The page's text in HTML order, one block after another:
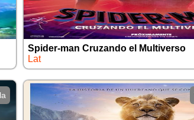
Spider-man Cruzando el Multiverso
Lat